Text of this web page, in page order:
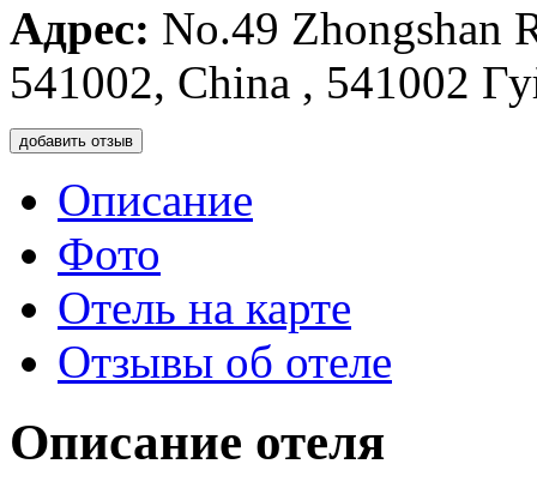
Адрес: No.49 Zhongshan
541002, China , 541002
добавить отзыв
Описание
Фото
Отель на карте
Отзывы об отеле
Описание отеля